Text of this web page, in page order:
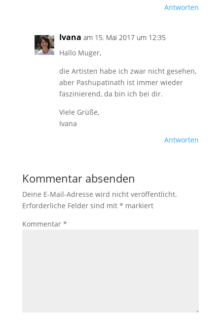
Antworten
Ivana am 15. Mai 2017 um 12:35
Hallo Muger,
die Artisten habe ich zwar nicht gesehen,
aber Pashupatinath ist immer wieder
faszinierend, da bin ich bei dir.
Viele Grüße,
Ivana
Antworten
Kommentar absenden
Deine E-Mail-Adresse wird nicht veröffentlicht.
Erforderliche Felder sind mit * markiert
Kommentar *